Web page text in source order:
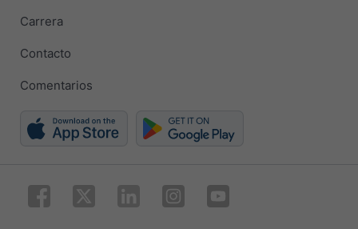
Carrera
Contacto
Comentarios